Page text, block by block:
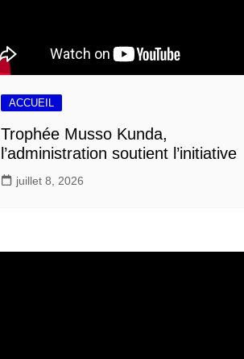
ACCUEIL
Trophée Musso Kunda,
l’administration soutient l’initiative
juillet 8, 2026